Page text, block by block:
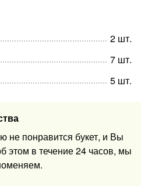
не понравится букет, и Вы
этом в течение 24 часов, мы
2 шт.
7 шт.
5 шт.